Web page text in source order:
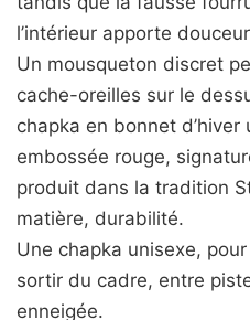
l’intérieur apporte
Un mousqueton discret
cache-oreilles sur le
chapka en bonnet
embossée rouge,
produit dans la tradition
matière, durabilité.
Une chapka unisexe,
sortir du cadre, entre
enneigée.